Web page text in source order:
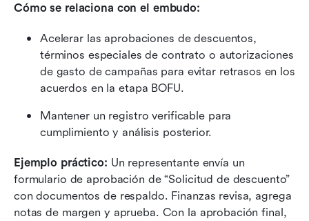
Cómo se relaciona con el embudo:
Acelerar las aprobaciones de descuentos,
términos especiales de contrato o autorizaciones
de gasto de campañas para evitar retrasos en los
acuerdos en la etapa BOFU.
Mantener un registro verificable para
cumplimiento y análisis posterior.
Ejemplo práctico: Un representante envía un
formulario de aprobación de “Solicitud de descuento”
con documentos de respaldo. Finanzas revisa, agrega
notas de margen y aprueba. Con la aprobación final,